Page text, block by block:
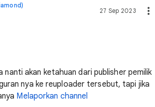
27 Sep 2023
akan ketahuan dari publisher pemilik
nya ke reuploader tersebut, tapi jika
Melaporkan channel